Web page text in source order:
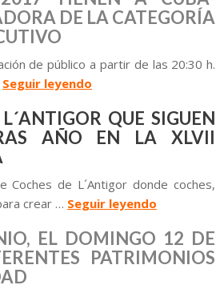
DE LA CATEGORÍA
de público a partir de las 20:30 h.
Seguir leyendo
QUE SIGUEN
AÑO EN LA XLVII
de L´Antigor donde coches,
crear … Seguir leyendo
EL DOMINGO 12 DE
PATRIMONIOS